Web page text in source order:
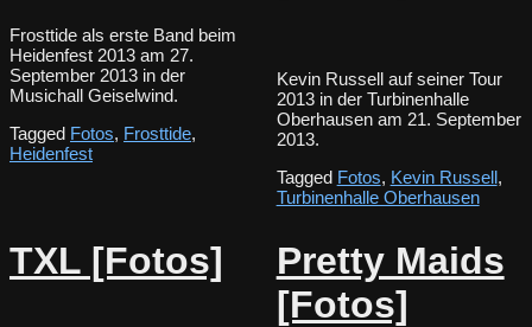
Frosttide als erste Band beim
Heidenfest 2013 am 27.
September 2013 in der
Musichall Geiselwind.
Tagged Fotos, Frosttide,
Heidenfest
Kevin Russell auf seiner Tour
2013 in der Turbinenhalle
Oberhausen am 21. September
2013.
Tagged Fotos, Kevin Russell,
Turbinenhalle Oberhausen
TXL [Fotos]
Pretty Maids
[Fotos]